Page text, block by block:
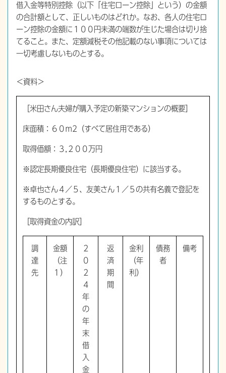
借入金等特別控除（以下「住宅ローン控除」という）の金額
の合計額として、正しいものはどれか。なお、各人の住宅ロ
ーン控除の金額に１００円未満の端数が生じた場合は切り捨
てること。また、定額減税その他記載のない事項については
一切考慮しないものとする。
＜資料＞
［米田さん夫婦が購入予定の新築マンションの概要］
床面積：６０ｍ2（すべて居住用である）
取得価額：３,２００万円
※認定長期優良住宅（長期優良住宅）に該当する。
※卓也さん４／５、友美さん１／５の共有名義で登記を
するものとする。
［取得資金の内訳］
調
達
先
金額
（注
１）
２
０
２
４
年
の
年
末
借
入
金
返
済
期
間
金利
（年
利）
債務
者
備考